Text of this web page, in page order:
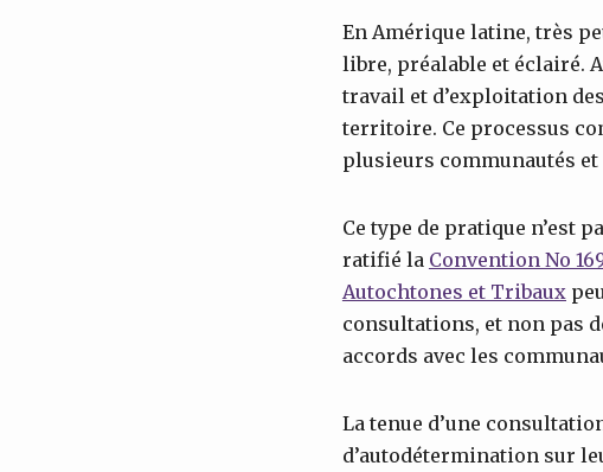
En Amérique latine, très
libre, préalable et éclairé.
travail et d’exploitation
territoire. Ce processus
plusieurs communautés
Ce type de pratique n’est
ratifié la Convention No
Autochtones et Tribaux
consultations, et non pas
accords avec les
La tenue d’une
d’autodétermination sur